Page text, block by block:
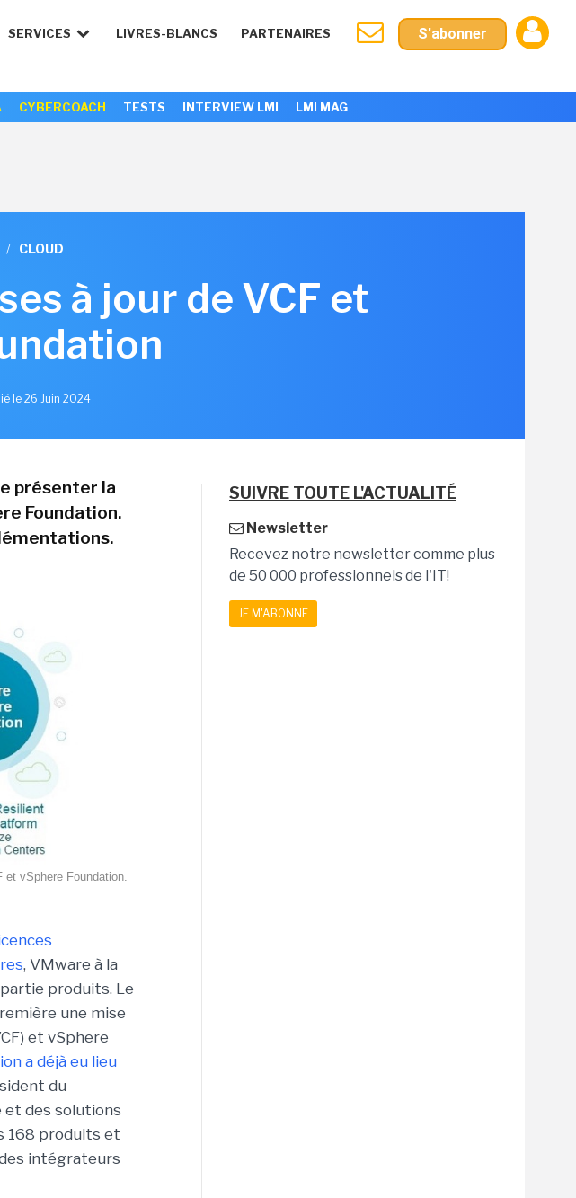
SERVICES LIVRES-BLANCS PARTENAIRES S'abonner
CYBERCOACH TESTS INTERVIEW LMI LMI MAG
/ CLOUD
à jour de VCF et
le 26 Juin 2024
présenter la
Foundation.
et vSphere Foundation.
, VMware à la
produits. Le
une mise
et vSphere
a déjà eu lieu
du
des solutions
168 produits et
intégrateurs
SUIVRE TOUTE L'ACTUALITÉ
Newsletter
Recevez notre newsletter comme plus
de 50 000 professionnels de l'IT!
JE M'ABONNE